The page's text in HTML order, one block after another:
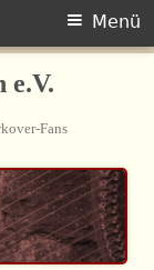
e.V.
Fans
Menü